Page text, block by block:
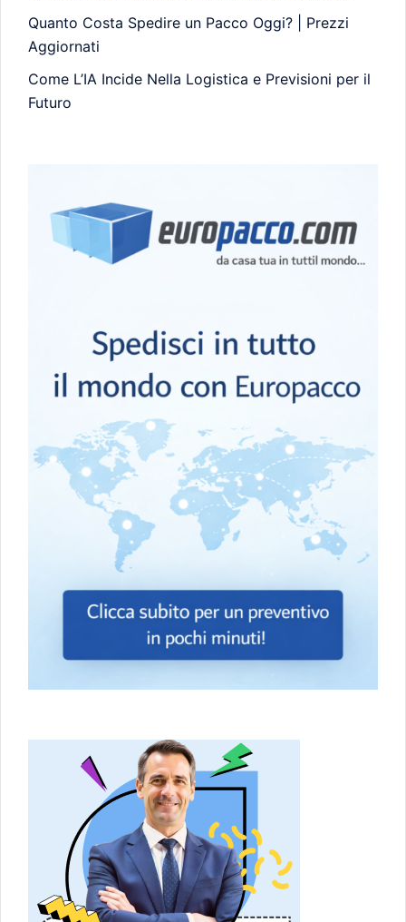
Quanto Costa Spedire un Pacco Oggi? | Prezzi
Aggiornati
Come L’IA Incide Nella Logistica e Previsioni per il
Futuro